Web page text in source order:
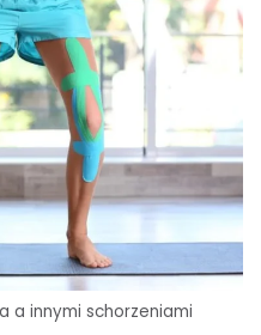
a innymi schorzeniami